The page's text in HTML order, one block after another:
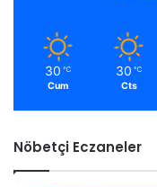
30 ℃
Cum
30 ℃
Cts
Nöbetçi Eczaneler